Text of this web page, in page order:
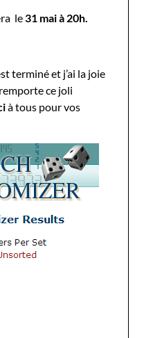
le31 mai à 20h.
terminé et j’ai la joie
ce joli
à tous pour vos